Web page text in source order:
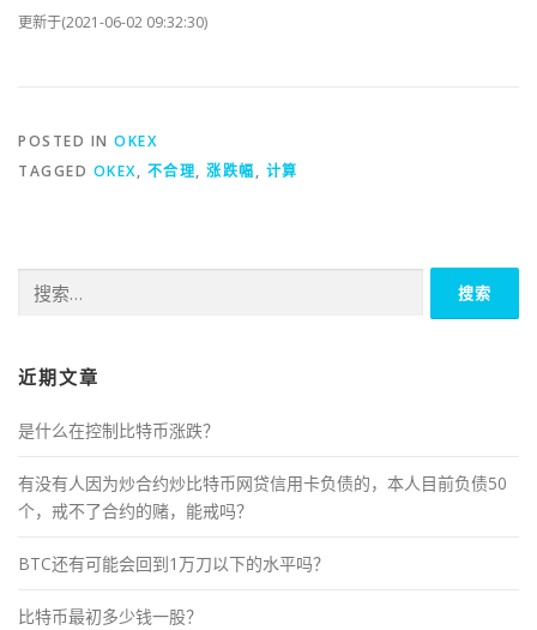
更新于(2021-06-02 09:32:30)
POSTED IN OKEX
TAGGED OKEX, 不合理, 涨跌幅, 计算
索：
近期文章
是什么在控制比特币涨跌？
有没有人因为炒合约炒比特币网贷信用卡负债的，本人目前负债50
个，戒不了合约的赌，能戒吗？
BTC还有可能会回到1万刀以下的水平吗？
比特币最初多少钱一股？